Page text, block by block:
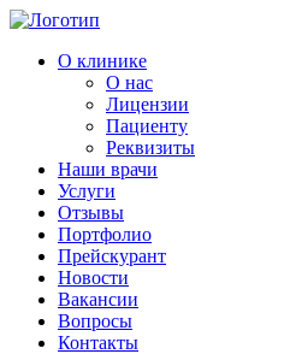
О клинике
О нас
Лицензии
Пациенту
Реквизиты
Наши врачи
Услуги
Отзывы
Портфолио
Прейскурант
Новости
Вакансии
Вопросы
Контакты